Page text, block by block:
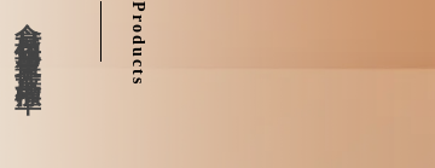
Products
食材採用業界最高標準